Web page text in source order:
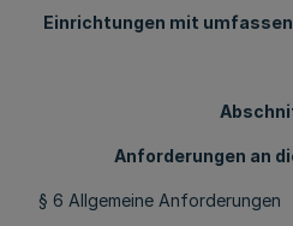
Einrichtungen mit
Anforderungen an
§ 6 Allgemeine Anforderungen